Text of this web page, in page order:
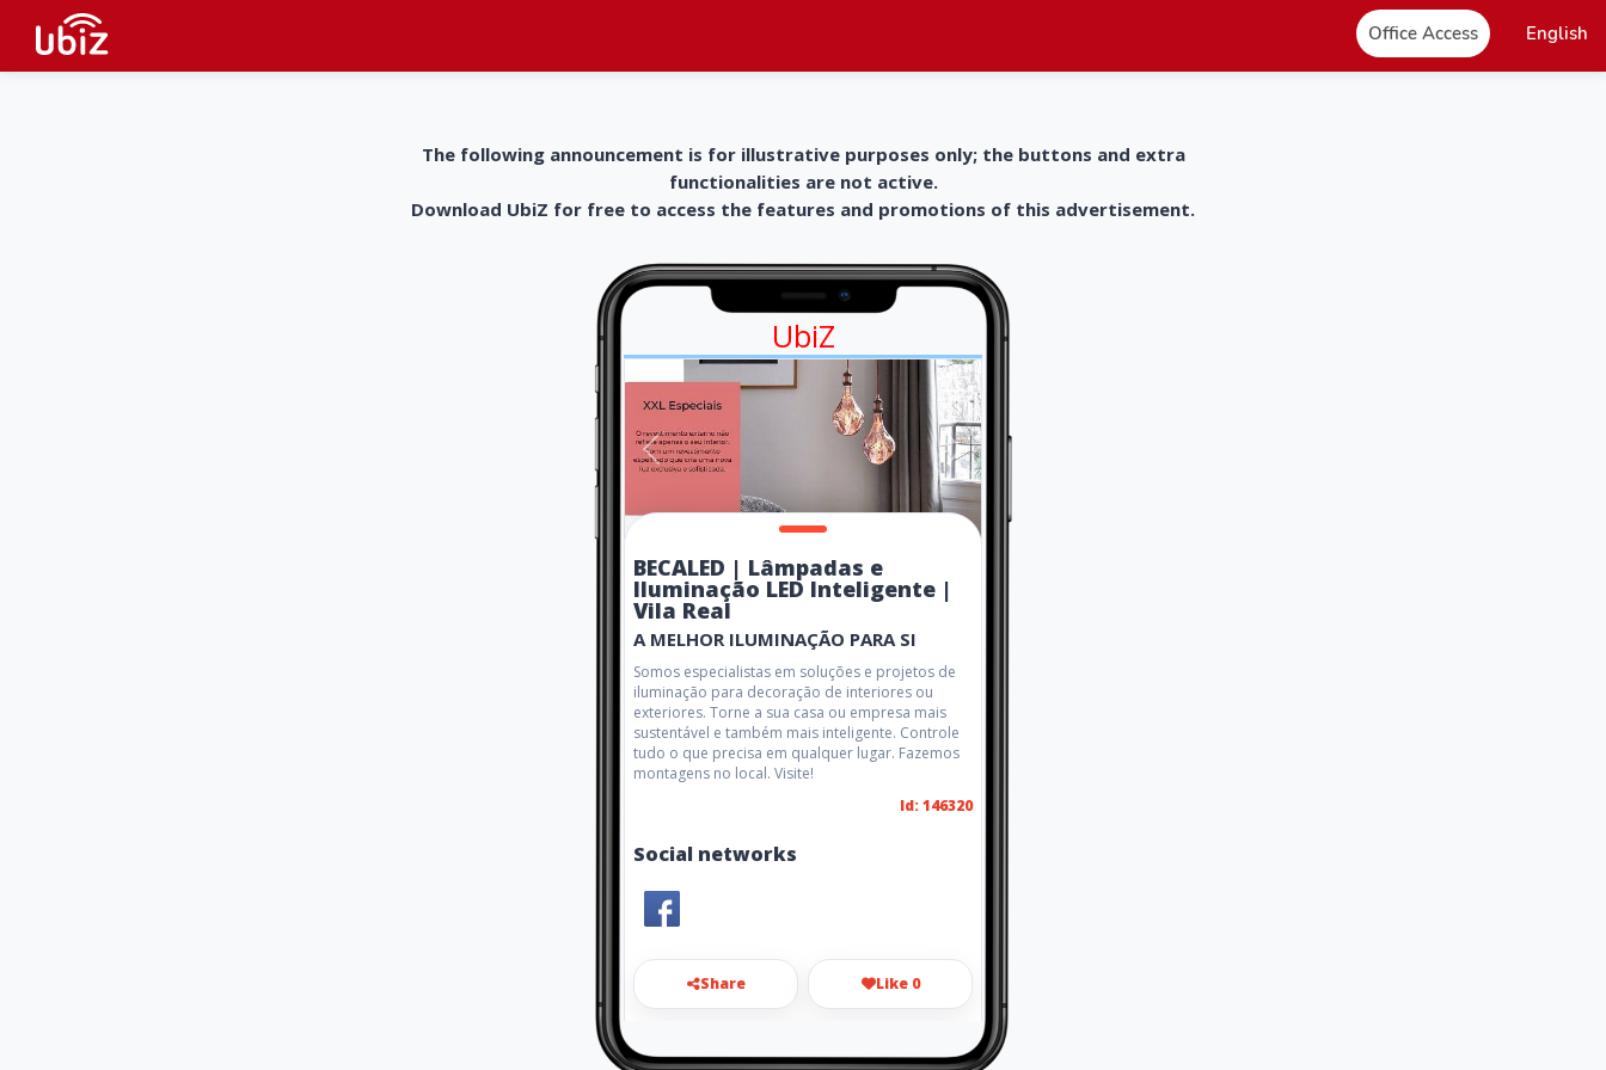
Office Access English
The following announcement is for illustrative purposes only; the buttons and extra
functionalities are not active.
Download UbiZ for free to access the features and promotions of this advertisement.
UbiZ
BECALED | Lâmpadas e
Iluminação LED Inteligente |
Vila Real
A MELHOR ILUMINAÇÃO PARA SI
Somos especialistas em soluções e projetos de
iluminação para decoração de interiores ou
exteriores. Torne a sua casa ou empresa mais
sustentável e também mais inteligente. Controle
tudo o que precisa em qualquer lugar. Fazemos
montagens no local. Visite!
Id: 146320
Social networks
Share Like 0
comercial@becaled.pt